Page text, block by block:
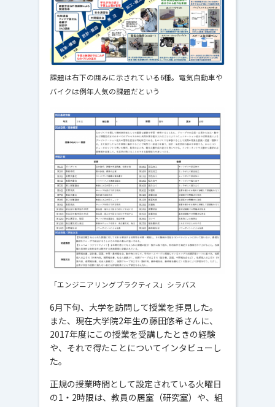
課題は右下の囲みに示されている6種。電気自動車や
バイクは例年人気の課題だという
「エンジニアリングプラクティス」シラバス
6月下旬、大学を訪問して授業を拝見した。
また、現在大学院2年生の藤田悠希さんに、
2017年度にこの授業を受講したときの経験
や、それで得たことについてインタビューし
た。
正規の授業時間として設定されている火曜日
の1・2時限は、教員の居室（研究室）や、組